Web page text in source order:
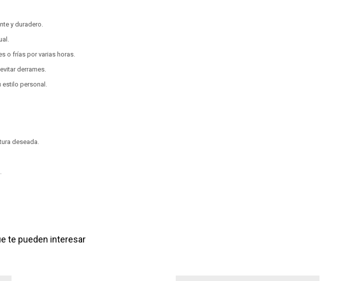
y duradero.
o frías por varias horas.
derrames.
estilo personal.
deseada.
te pueden interesar